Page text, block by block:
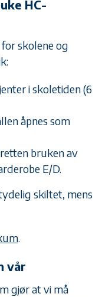
HC-
skolene og
i skoletiden (6
åpnes som
bruken av
E/D.
skiltet, mens
.
vår
gjør at vi må